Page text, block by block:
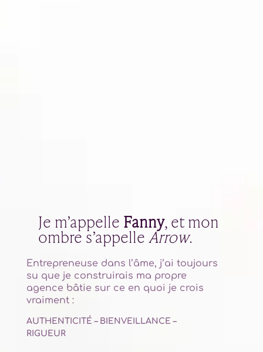
Je m’appelle Fanny, et mon
ombre s’appelleArrow.
Entrepreneuse dans l’âme, j’ai toujours
su que je construirais ma propre
agence bâtie sur ce en quoi je crois
vraiment :
AUTHENTICITÉ – BIENVEILLANCE –
RIGUEUR